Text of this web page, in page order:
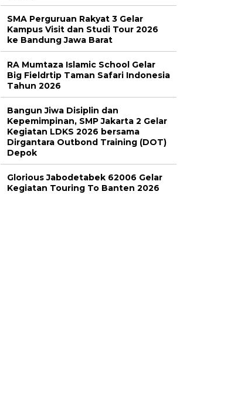
SMA Perguruan Rakyat 3 Gelar
Kampus Visit dan Studi Tour 2026
ke Bandung Jawa Barat
RA Mumtaza Islamic School Gelar
Big Fieldrtip Taman Safari Indonesia
Tahun 2026
Bangun Jiwa Disiplin dan
Kepemimpinan, SMP Jakarta 2 Gelar
Kegiatan LDKS 2026 bersama
Dirgantara Outbond Training (DOT)
Depok
Glorious Jabodetabek 62006 Gelar
Kegiatan Touring To Banten 2026